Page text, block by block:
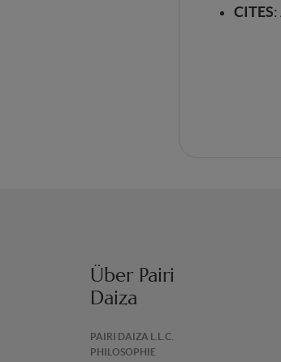
CITES:
Über Pairi
Daiza
PAIRI DAIZA L.L.C.
PHILOSOPHIE